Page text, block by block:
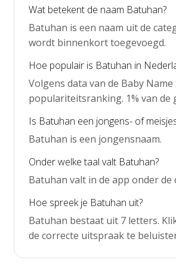
Wat betekent de naam Batuhan?
Batuhan is een naam uit de
wordt binnenkort toegevoegd.
Hoe populair is Batuhan in
Volgens data van de Baby
populariteitsranking. 1% van de
Is Batuhan een jongens- of
Batuhan is een jongensnaam.
Onder welke taal valt Batuhan?
Batuhan valt in de app onder
Hoe spreek je Batuhan uit?
Batuhan bestaat uit 7 letters.
de correcte uitspraak te